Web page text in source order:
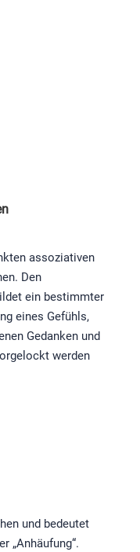
assoziativen
Den
ein bestimmter
eines Gefühls,
Gedanken und
werden
und bedeutet
„Anhäufung“.